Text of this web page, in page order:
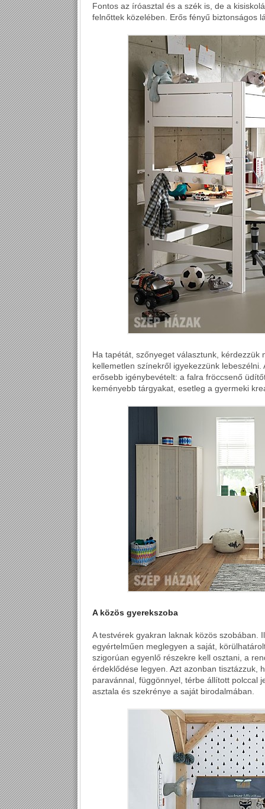
Fontos az íróasztal és a szék is, de a
felnőttek közelében. Erős fényű biztonságos
Ha tapétát, szőnyeget választunk,
kellemetlen színekről igyekezzünk
erősebb igénybevételt: a falra fröccsenő
keményebb tárgyakat, esetleg a gyermeki
A közös gyerekszoba
A testvérek gyakran laknak közös szobában.
egyértelműen meglegyen a saját,
szigorúan egyenlő részekre kell osztani, a
érdeklődése legyen. Azt azonban tisztázzuk,
paravánnal, függönnyel, térbe állított polccal
asztala és szekrénye a saját birodalmában.